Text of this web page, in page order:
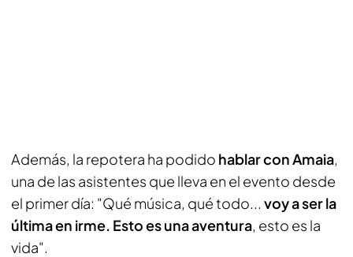
Además, la repotera ha podido hablar con Amaia,
una de las asistentes que lleva en el evento desde
el primer día: "Qué música, qué todo... voy a ser la
última en irme. Esto es una aventura, esto es la
vida".